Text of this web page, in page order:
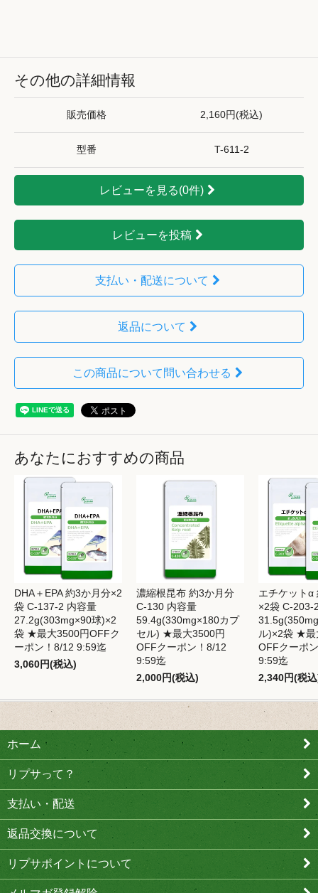
その他の詳細情報
販売価格 2,160円(税込)
型番 T-611-2
レビューを見る(0件)
レビューを投稿
支払い・配送について
返品について
この商品について問い合わせる
あなたにおすすめの商品
DHA＋EPA 約3か月分×2
袋 C-137-2 内容量
27.2g(303mg×90球)×2
袋 ★最大3500円OFFク
ーポン！8/12 9:59迄
3,060円(税込)
濃縮根昆布 約3か月分
C-130 内容量
59.4g(330mg×180カプ
セル) ★最大3500円
OFFクーポン！8/12
9:59迄
2,000円(税込)
エチケットα
×2袋 C-203-
ル)×2袋 ★最
OFFクーポ
9:59迄
2,340円(税
ホーム
リプサって？
支払い・配送
返品交換について
リプサポイントについて